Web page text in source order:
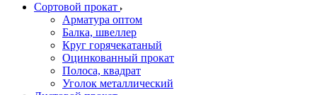
Сортовой прокат
Арматура оптом
Балка, швеллер
Круг горячекатаный
Оцинкованный прокат
Полоса, квадрат
Уголок металлический